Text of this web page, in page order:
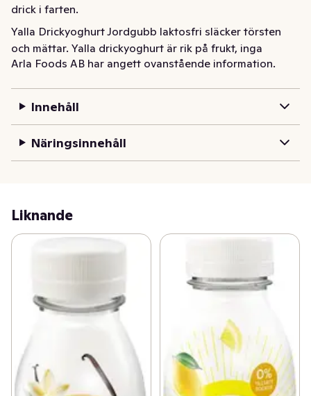
drick i farten.
Yalla Drickyoghurt Jordgubb laktosfri släcker törsten
och mättar. Yalla drickyoghurt är rik på frukt, inga
färgämnen, inga konserveringsmedel. Snabbt skruvlock,
Arla Foods AB har angett ovanstående information.
Innehåll
Näringsinnehåll
Liknande